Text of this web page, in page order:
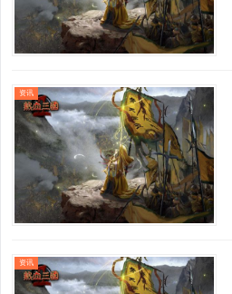
资讯
资讯